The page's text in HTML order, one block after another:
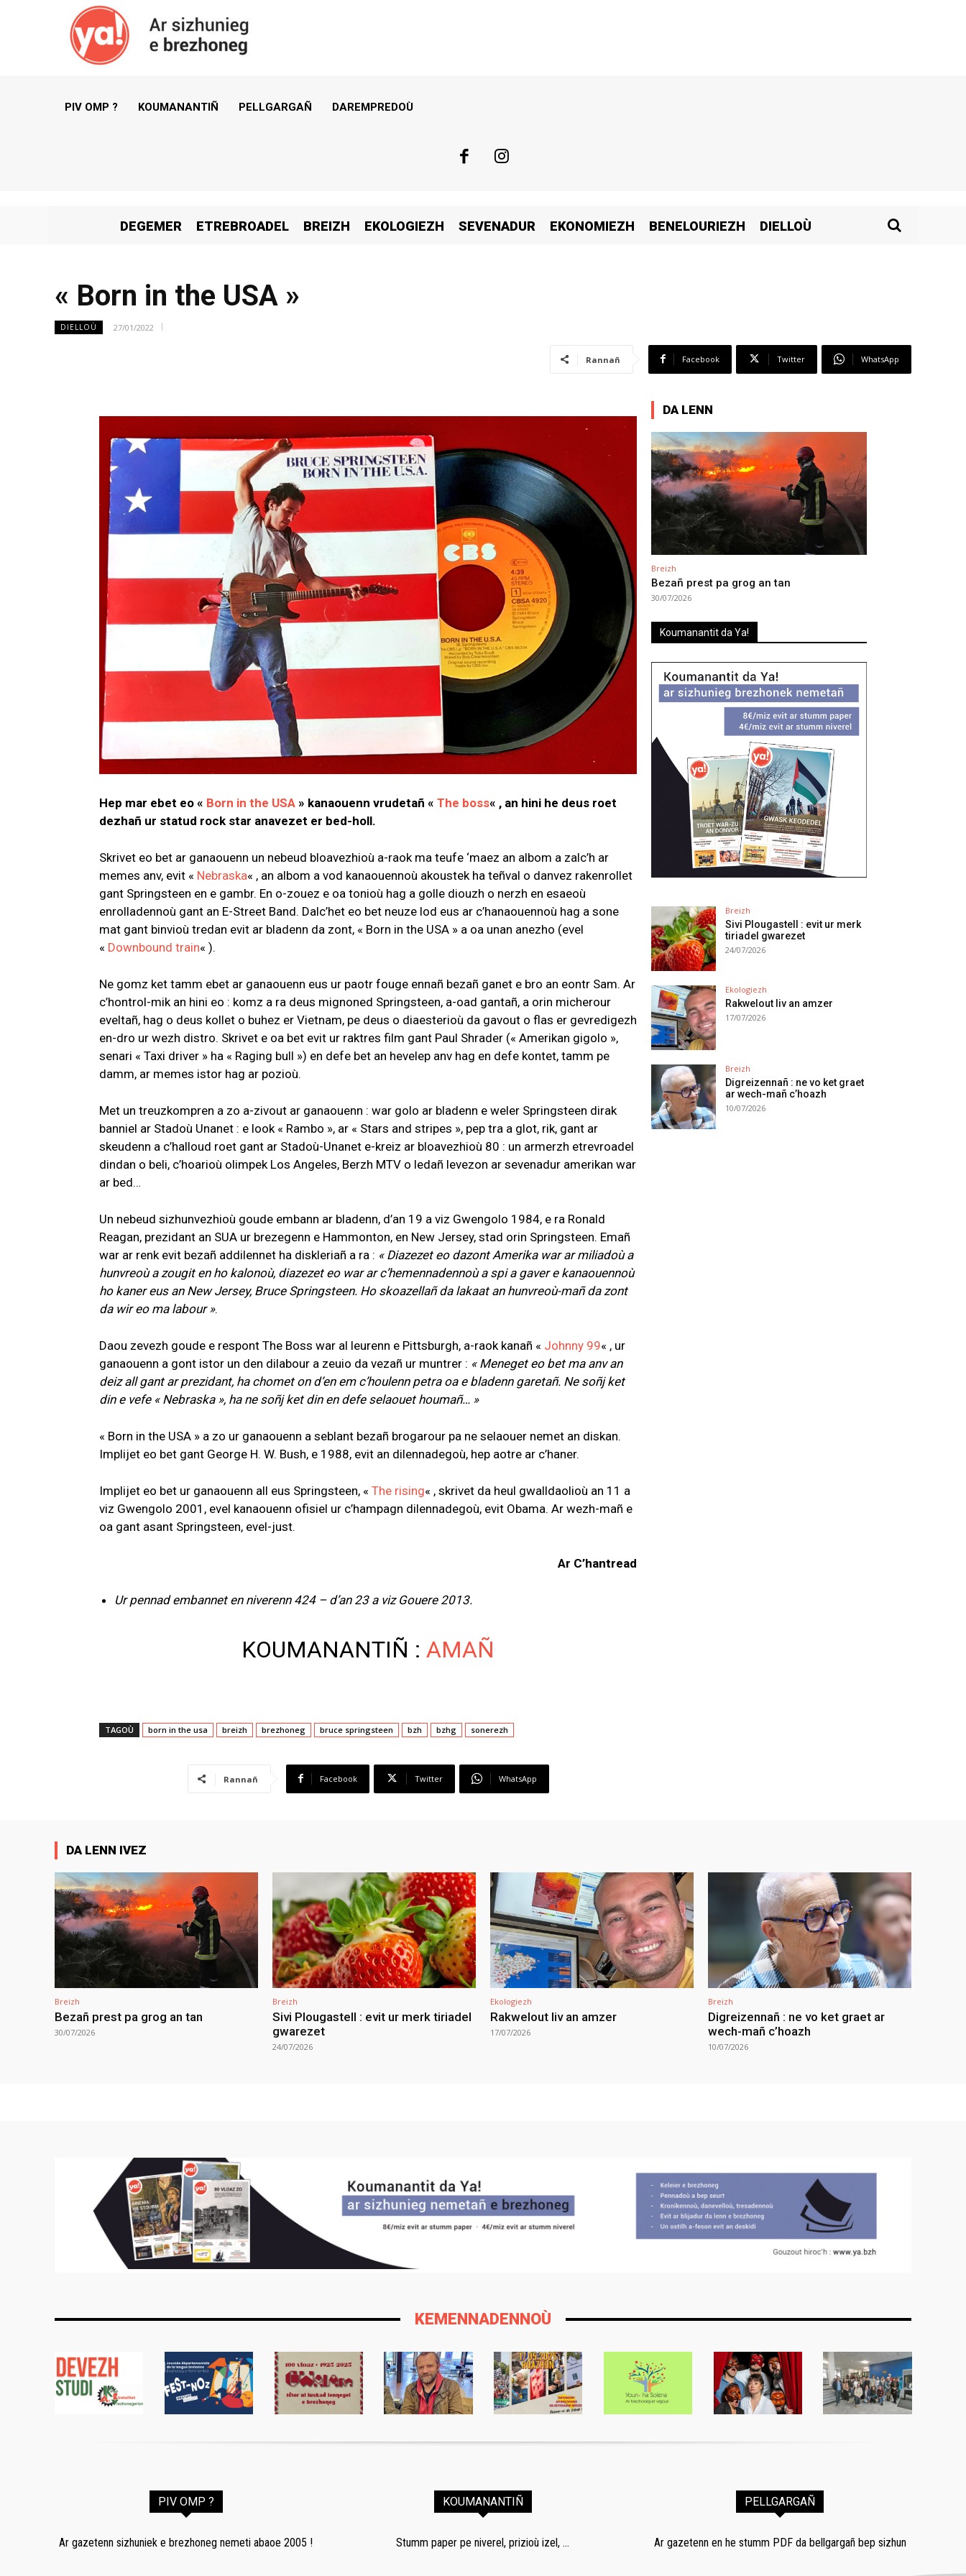
PIV OMP ? KOUMANANTIÑ PELLGARGAÑ DAREMPREDOÙ
DEGEMER ETREBROADEL BREIZH EKOLOGIEZH SEVENADUR EKONOMIEZH BENELOURIEZH DIELLOÙ
« Born in the USA »
DIELLOÙ 27/01/2022
Rannañ Facebook Twitter WhatsApp
Hep mar ebet eo « Born in the USA » kanaouenn vrudetañ « The boss« , an hini he deus roet
dezhañ ur statud rock star anavezet er bed-holl.
Skrivet eo bet ar ganaouenn un nebeud bloavezhioù a-raok ma teufe ‘maez an albom a zalc’h ar
memes anv, evit « Nebraska« , an albom a vod kanaouennoù akoustek ha teñval o danvez rakenrollet
gant Springsteen en e gambr. En o-zouez e oa tonioù hag a golle diouzh o nerzh en esaeoù
enrolladennoù gant an E-Street Band. Dalc’het eo bet neuze lod eus ar c’hanaouennoù hag a sone
mat gant binvioù tredan evit ar bladenn da zont, « Born in the USA » a oa unan anezho (evel
« Downbound train« ).
Ne gomz ket tamm ebet ar ganaouenn eus ur paotr fouge ennañ bezañ ganet e bro an eontr Sam. Ar
c’hontrol-mik an hini eo : komz a ra deus mignoned Springsteen, a-oad gantañ, a orin micherour
eveltañ, hag o deus kollet o buhez er Vietnam, pe deus o diaesterioù da gavout o flas er gevredigezh
en-dro ur wezh distro. Skrivet e oa bet evit ur raktres film gant Paul Shrader (« Amerikan gigolo »,
senari « Taxi driver » ha « Raging bull ») en defe bet an hevelep anv hag en defe kontet, tamm pe
damm, ar memes istor hag ar pozioù.
Met un treuzkompren a zo a-zivout ar ganaouenn : war golo ar bladenn e weler Springsteen dirak
banniel ar Stadoù Unanet : e look « Rambo », ar « Stars and stripes », pep tra a glot, rik, gant ar
skeudenn a c’halloud roet gant ar Stadoù-Unanet e-kreiz ar bloavezhioù 80 : un armerzh etrevroadel
dindan o beli, c’hoarioù olimpek Los Angeles, Berzh MTV o ledañ levezon ar sevenadur amerikan war
ar bed…
Un nebeud sizhunvezhioù goude embann ar bladenn, d’an 19 a viz Gwengolo 1984, e ra Ronald
Reagan, prezidant an SUA ur brezegenn e Hammonton, en New Jersey, stad orin Springsteen. Emañ
war ar renk evit bezañ addilennet ha diskleriañ a ra : « Diazezet eo dazont Amerika war ar miliadoù a
hunvreoù a zougit en ho kalonoù, diazezet eo war ar c’hemennadennoù a spi a gaver e kanaouennoù
ho kaner eus an New Jersey, Bruce Springsteen. Ho skoazellañ da lakaat an hunvreoù-mañ da zont
da wir eo ma labour ».
Daou zevezh goude e respont The Boss war al leurenn e Pittsburgh, a-raok kanañ « Johnny 99« , ur
ganaouenn a gont istor un den dilabour a zeuio da vezañ ur muntrer : « Meneget eo bet ma anv an
deiz all gant ar prezidant, ha chomet on d’en em c’houlenn petra oa e bladenn garetañ. Ne soñj ket
din e vefe « Nebraska », ha ne soñj ket din en defe selaouet houmañ… »
« Born in the USA » a zo ur ganaouenn a seblant bezañ brogarour pa ne selaouer nemet an diskan.
Implijet eo bet gant George H. W. Bush, e 1988, evit an dilennadegoù, hep aotre ar c’haner.
Implijet eo bet ur ganaouenn all eus Springsteen, « The rising« , skrivet da heul gwalldaolioù an 11 a
viz Gwengolo 2001, evel kanaouenn ofisiel ur c’hampagn dilennadegoù, evit Obama. Ar wezh-mañ e
oa gant asant Springsteen, evel-just.
Ar C’hantread
Ur pennad embannet en niverenn 424 – d’an 23 a viz Gouere 2013.
KOUMANANTIÑ : AMAÑ
TAGOÙ born in the usa breizh brezhoneg bruce springsteen bzh bzhg sonerezh
Rannañ Facebook Twitter WhatsApp
DA LENN
Breizh
Bezañ prest pa grog an tan
30/07/2026
Koumanantit da Ya!
Breizh
Sivi Plougastell : evit ur merk
tiriadel gwarezet
24/07/2026
Ekologiezh
Rakwelout liv an amzer
17/07/2026
Breizh
Digreizennañ : ne vo ket graet
ar wech-mañ c’hoazh
10/07/2026
DA LENN IVEZ
Breizh
Bezañ prest pa grog an tan
30/07/2026
Breizh
Sivi Plougastell : evit ur merk tiriadel
gwarezet
24/07/2026
Ekologiezh
Rakwelout liv an amzer
17/07/2026
Breizh
Digreizennañ : ne vo ket graet ar
wech-mañ c’hoazh
10/07/2026
KEMENNADENNOÙ
PIV OMP ?
Ar gazetenn sizhuniek e brezhoneg nemeti abaoe 2005 !
KOUMANANTIÑ
Stumm paper pe niverel, prizioù izel, ...
PELLGARGAÑ
Ar gazetenn en he stumm PDF da bellgargañ bep sizhun